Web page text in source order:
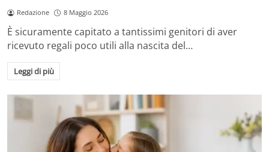
Redazione 8 Maggio 2026
È sicuramente capitato a tantissimi genitori di aver
ricevuto regali poco utili alla nascita del…
Leggi di più